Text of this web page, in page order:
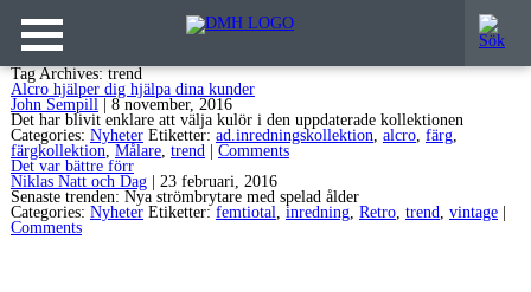
Tag Archives: trend
Alcro hjälper dig hjälpa dina kunder
John Sempill
8 november, 2016
Det har blivit enklare att välja kulör i den uppdaterade kollektionen
Categories: Nyheter Etiketter: ad.inredningskollektion, alcro, färg,
färgkollektion, Målare, trend
Comments
Det var bättre förr
Niklas Natt och Dag
23 februari, 2016
Senaste trenden: Nya strömbrytare med spelad ålder
Categories: Nyheter Etiketter: femtiotal, inredning, Retro, trend, vintage
Comments